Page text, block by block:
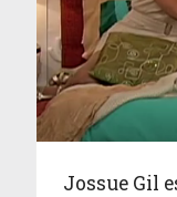
Jossue Gil